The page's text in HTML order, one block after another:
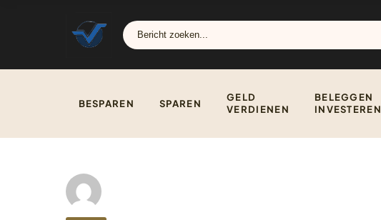
BESPAREN SPAREN
GELD
VERDIENEN
BELEGGEN
INVESTEREN